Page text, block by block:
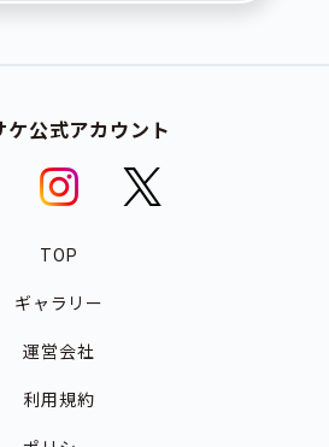
ケ公式アカウント
TOP
ギャラリー
運営会社
利用規約